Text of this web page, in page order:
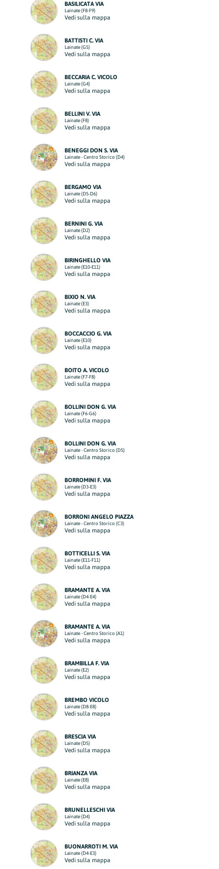
BASILICATA VIA
Lainate (F8-F9)
Vedi sulla mappa
BATTISTI C. VIA
Lainate (G5)
Vedi sulla mappa
BECCARIA C. VICOLO
Lainate (G4)
Vedi sulla mappa
BELLINI V. VIA
Lainate (F8)
Vedi sulla mappa
BENEGGI DON S. VIA
Lainate - Centro Storico (D4)
Vedi sulla mappa
BERGAMO VIA
Lainate (D5-D6)
Vedi sulla mappa
BERNINI G. VIA
Lainate (D2)
Vedi sulla mappa
BIRINGHELLO VIA
Lainate (E10-E11)
Vedi sulla mappa
BIXIO N. VIA
Lainate (E3)
Vedi sulla mappa
BOCCACCIO G. VIA
Lainate (E10)
Vedi sulla mappa
BOITO A. VICOLO
Lainate (F7-F8)
Vedi sulla mappa
BOLLINI DON G. VIA
Lainate (F6-G6)
Vedi sulla mappa
BOLLINI DON G. VIA
Lainate - Centro Storico (D5)
Vedi sulla mappa
BORROMINI F. VIA
Lainate (D3-E3)
Vedi sulla mappa
BORRONI ANGELO PIAZZA
Lainate - Centro Storico (C3)
Vedi sulla mappa
BOTTICELLI S. VIA
Lainate (E11-F11)
Vedi sulla mappa
BRAMANTE A. VIA
Lainate (D4-E4)
Vedi sulla mappa
BRAMANTE A. VIA
Lainate - Centro Storico (A1)
Vedi sulla mappa
BRAMBILLA F. VIA
Lainate (E2)
Vedi sulla mappa
BREMBO VICOLO
Lainate (D8-E8)
Vedi sulla mappa
BRESCIA VIA
Lainate (D5)
Vedi sulla mappa
BRIANZA VIA
Lainate (E8)
Vedi sulla mappa
BRUNELLESCHI VIA
Lainate (D4)
Vedi sulla mappa
BUONARROTI M. VIA
Lainate (D4-E3)
Vedi sulla mappa